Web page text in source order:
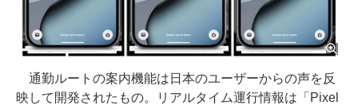
通勤ルートの案内機能は日本のユーザーからの声を反
映して開発されたもの。リアルタイム運行情報は「Pixel